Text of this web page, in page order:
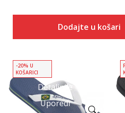
Dodajte u košaricu
Detaljnije
Uporedi
-20% U
KOŠARICI